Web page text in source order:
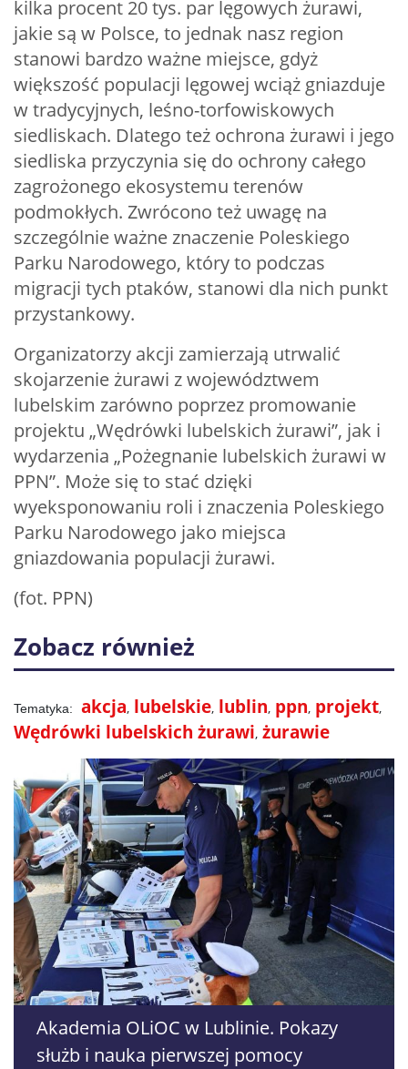
kilka procent 20 tys. par lęgowych żurawi,
jakie są w Polsce, to jednak nasz region
stanowi bardzo ważne miejsce, gdyż
większość populacji lęgowej wciąż gniazduje
w tradycyjnych, leśno-torfowiskowych
siedliskach. Dlatego też ochrona żurawi i jego
siedliska przyczynia się do ochrony całego
zagrożonego ekosystemu terenów
podmokłych. Zwrócono też uwagę na
szczególnie ważne znaczenie Poleskiego
Parku Narodowego, który to podczas
migracji tych ptaków, stanowi dla nich punkt
przystankowy.
Organizatorzy akcji zamierzają utrwalić
skojarzenie żurawi z województwem
lubelskim zarówno poprzez promowanie
projektu „Wędrówki lubelskich żurawi”, jak i
wydarzenia „Pożegnanie lubelskich żurawi w
PPN”. Może się to stać dzięki
wyeksponowaniu roli i znaczenia Poleskiego
Parku Narodowego jako miejsca
gniazdowania populacji żurawi.
(fot. PPN)
Zobacz również
akcja lubelskie lublin ppn projekt
Wędrówki lubelskich żurawi żurawie
Akademia OLiOC w Lublinie. Pokazy
służb i nauka pierwszej pomocy